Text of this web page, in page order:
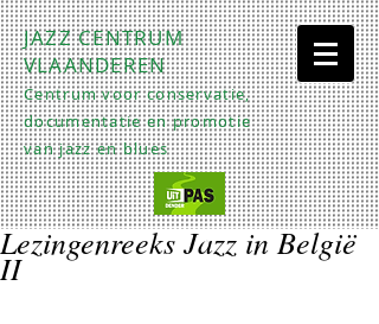
JAZZ CENTRUM
VLAANDEREN
Centrum voor conservatie,
documentatie en promotie
van jazz en blues
Lezingenreeks Jazz in België
II